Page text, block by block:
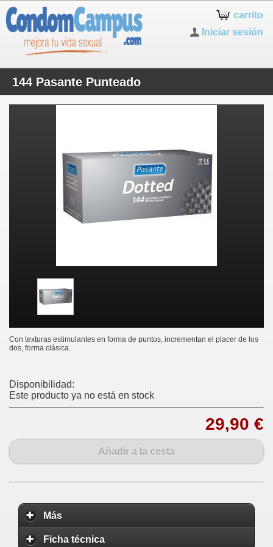
carrito
Iniciar sesión
144 Pasante Punteado
Con texturas estimulantes en forma de puntos, incrementan el placer de los
dos, forma clásica.
Disponibilidad:
Este producto ya no está en stock
29,90 €
Añadir a la cesta
Más
Ficha técnica